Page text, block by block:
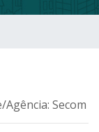
Secom